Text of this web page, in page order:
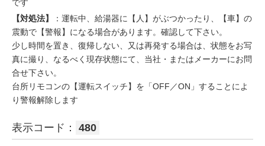
です
【対処法】
：運転中、給湯器に【人】がぶつかったり、【車】の
震動で【警報】になる場合があります。確認して下さい。
少し時間を置き、復帰しない、又は再発する場合は、状態をお写
真に撮り、なるべく現存状態にて、当社・またはメーカーにお問
合せ下さい。
台所リモコンの【運転スイッチ】を「OFF／ON」することによ
り警報解除します
表示コード： 480